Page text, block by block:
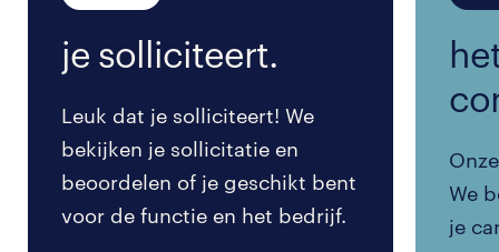
je solliciteert.
Leuk dat je solliciteert! We
bekijken je sollicitatie en
beoordelen of je geschikt bent
voor de functie en het bedrijf.
We
je